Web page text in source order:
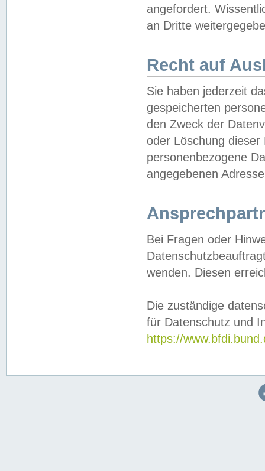
angefordert.
an Dritte
Recht auf
Sie haben jederzeit
gespeicherten
den Zweck der
oder Löschung
personenbezogene
angegebenen
Bei Fragen oder
wenden. Diesen
Die zuständige
für Datenschutz und
https://